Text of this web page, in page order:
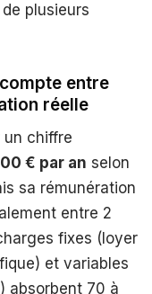
plusieurs
entre
réelle
un chiffre
€ par an selon
sa rémunération
entre 2
fixes (loyer
et variables
absorbent 70 à